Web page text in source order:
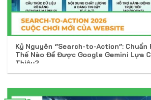
Kỷ Nguyên “Search-to-Action”: Chuẩn
Thế Nào Để Được Google Gemini Lựa
Thiệu?